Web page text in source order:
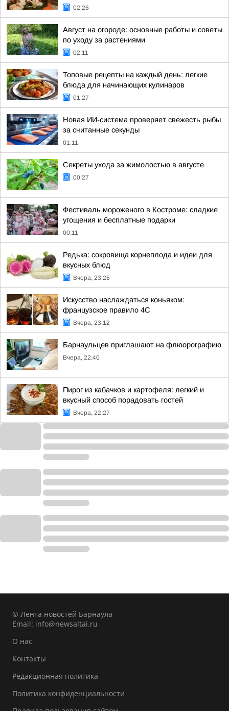
02:26
Август на огороде: основные работы и советы
по уходу за растениями
02:11
Топовые рецепты на каждый день: легкие
блюда для начинающих кулинаров
01:27
Новая ИИ-система проверяет свежесть рыбы
за считанные секунды
01:11
Секреты ухода за жимолостью в августе
00:27
Фестиваль мороженого в Костроме: сладкие
угощения и бесплатные подарки
00:11
Редька: сокровища корнеплода и идеи для
вкусных блюд
Вчера, 23:26
Искусство наслаждаться коньяком:
французское правило 4С
Вчера, 23:12
Барнаульцев приглашают на флюорографию
Вчера, 22:40
Пирог из кабачков и картофеля: легкий и
вкусный способ порадовать гостей
Вчера, 22:27
© Лента новостей Барнаула
Email: info@newsaltai.ru
О нас
Контакты
Редакционная политика
Политика конфиденциальности